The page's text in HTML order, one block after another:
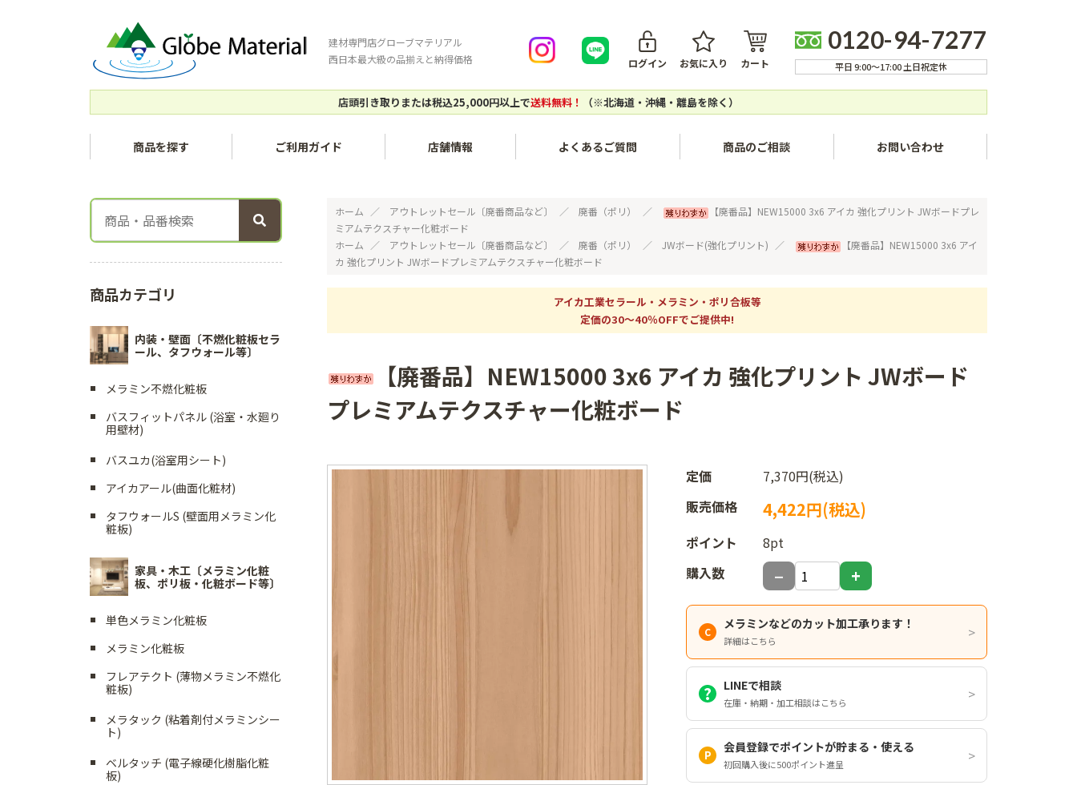
建材専門店グローブマテリアル
西日本最大級の品揃えと納得価格
ログイン お気に入り カート
0120-94-7277
平日 9:00～17:00 土日祝定休
店頭引き取りまたは税込25,000円以上で送料無料！ （※北海道・沖縄・離島を除く）
商品を探す
内装・壁面〔不燃化粧板セラ
ール、タフウォール等〕
家具・木工〔メラミン化粧
建築副資材〔接着剤、テー
グローブマテリアルオリジナ
アウトレットセール〔廃番商
ご利用ガイド
会員登録について
ご注文キャンセルについて
ご注文の流れ
お支払い方法
対応エリア
個人宅・現場配送について
配送料について
店頭引き取りについて
返品について
店舗情報 よくあるご質問 商品のご相談 お問い合わせ
ホーム アウトレットセール〔廃番商品など〕 廃番（ポリ）
【廃番品】NEW15000 3x6 アイカ 強化プリント JWボードプレ
ミアムテクスチャー化粧ボード
ホーム
アウトレットセール〔廃番商品など〕 廃番（ポリ） JWボード(強化プリント)
【廃番品】NEW15000 3x6 アイ
カ 強化プリント JWボードプレミアムテクスチャー化粧ボード
アイカ工業セラール・メラミン・ポリ合板等
定価の30～40％OFFでご提供中!
【廃番品】NEW15000 3x6 アイカ 強化プリント JWボード
プレミアムテクスチャー化粧ボード
定価
7,370円(税込)
販売価格
4,422円(税込)
ポイント
8pt
購入数
メラミンなどのカット加工承ります！
詳細はこちら
LINEで相談
在庫・納期・加工相談はこちら
会員登録でポイントが貯まる・使える
初回購入後に500ポイント進呈
商品カテゴリ
内装・壁面〔不燃化粧板セラ
ール、タフウォール等〕
メラミン不燃化粧板
バスフィットパネル (浴室・水廻り
用壁材)
バスユカ(浴室用シート)
アイカアール(曲面化粧材)
タフウォールS (壁面用メラミン化
粧板)
家具・木工〔メラミン化粧
板、ポリ板・化粧ボード等〕
単色メラミン化粧板
メラミン化粧板
フレアテクト (薄物メラミン不燃化
粧板)
メラタック (粘着剤付メラミンシー
ト)
ベルタッチ (電子線硬化樹脂化粧
板)